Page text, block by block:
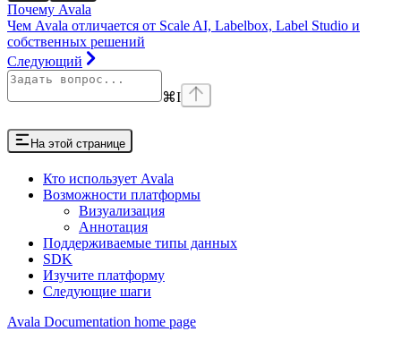
Почему Avala
Чем Avala отличается от Scale AI, Labelbox, Label Studio и
собственных решений
Следующий
⌘I
На этой странице
Кто использует Avala
Возможности платформы
Визуализация
Аннотация
Поддерживаемые типы данных
SDK
Изучите платформу
Следующие шаги
Avala Documentation home page